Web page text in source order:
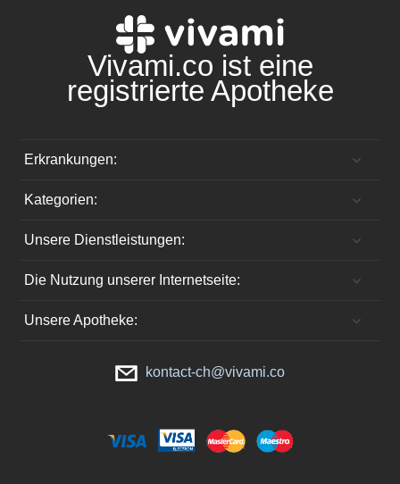
Vivami.co ist eine
registrierte Apotheke
Erkrankungen:
Kategorien:
Unsere Dienstleistungen:
Die Nutzung unserer Internetseite:
Unsere Apotheke:
kontact-ch@vivami.co